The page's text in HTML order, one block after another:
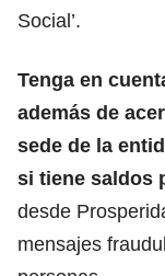
Social’.
Tenga en
además de
sede de la
si tiene saldos
desde
mensajes